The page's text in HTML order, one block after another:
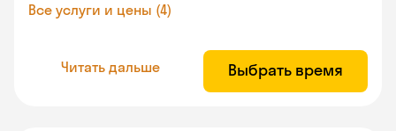
Все услуги и цены (4)
Читать дальше Выбрать время